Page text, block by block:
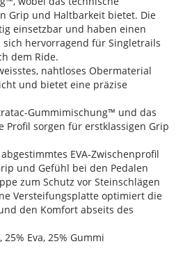
Grip und Haltbarkeit bietet. Die
einsetzbar und haben einen
sich hervorragend für Singletrails
dem Ride.
nahtloses Obermaterial
und bietet eine präzise
Gummimischung™ und das
Profil sorgen für erstklassigen Grip
EVA-Zwischenprofil
und Gefühl bei den Pedalen
zum Schutz vor Steinschlägen
Versteifungsplatte optimiert die
den Komfort abseits des
25% Eva, 25% Gummi